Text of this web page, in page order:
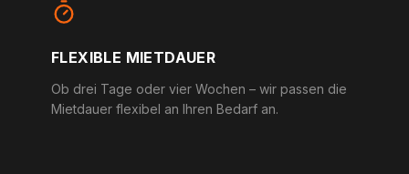
FLEXIBLE MIETDAUER
Ob drei Tage oder vier Wochen – wir passen die
Mietdauer flexibel an Ihren Bedarf an.